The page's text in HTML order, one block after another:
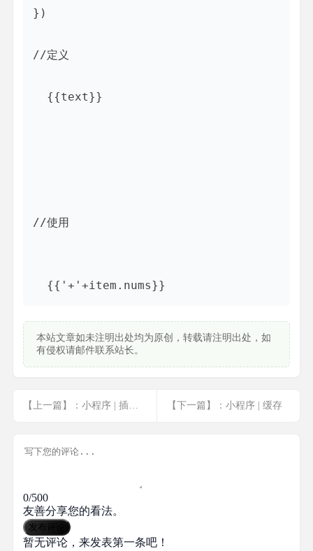
})
{{text}}
//使用
{{'+'+item.nums}}
本站文章如未注明出处均为原创，转载请注明出处，如
有侵权请邮件联系站长。
【上一篇】：小程序 | 插件中事件的激活 【下一篇】：小程序 | 缓存
0/500
友善分享您的看法。
发布评论
暂无评论，来发表第一条吧！